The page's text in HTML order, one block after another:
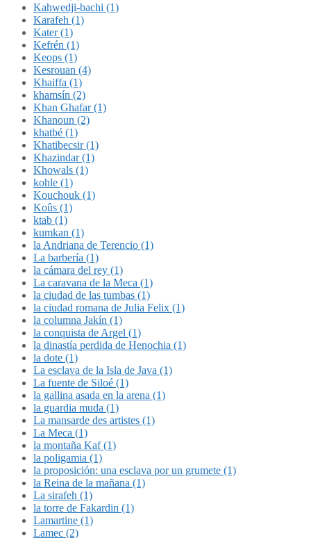
Kahwedji-bachi (1)
Karafeh (1)
Kater (1)
Kefrén (1)
Keops (1)
Kesrouan (4)
Khaiffa (1)
khamsín (2)
Khan Ghafar (1)
Khanoun (2)
khatbé (1)
Khatibecsir (1)
Khazindar (1)
Khowals (1)
kohle (1)
Kouchouk (1)
Koûs (1)
ktab (1)
kumkan (1)
la Andriana de Terencio (1)
La barbería (1)
la cámara del rey (1)
La caravana de la Meca (1)
la ciudad de las tumbas (1)
la ciudad romana de Julia Felix (1)
la columna Jakín (1)
la conquista de Argel (1)
la dinastía perdida de Henochia (1)
la dote (1)
La esclava de la Isla de Java (1)
La fuente de Siloé (1)
la gallina asada en la arena (1)
la guardia muda (1)
La mansarde des artistes (1)
La Meca (1)
la montaña Kaf (1)
la poligamia (1)
la proposición: una esclava por un grumete (1)
la Reina de la mañana (1)
La sirafeh (1)
la torre de Fakardin (1)
Lamartine (1)
Lamec (2)